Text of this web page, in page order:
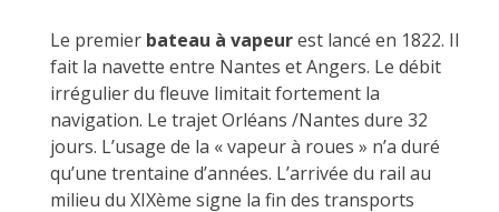
Le premier bateau à vapeurest lancé en 1822. Il
fait la navette entre Nantes et Angers. Le débit
irrégulier du fleuve limitait fortement la
navigation. Le trajet Orléans /Nantes dure 32
jours. L’usage de la « vapeur à roues » n’a duré
qu’une trentaine d’années. L’arrivée du rail au
milieu du XIXème signe la fin des transports